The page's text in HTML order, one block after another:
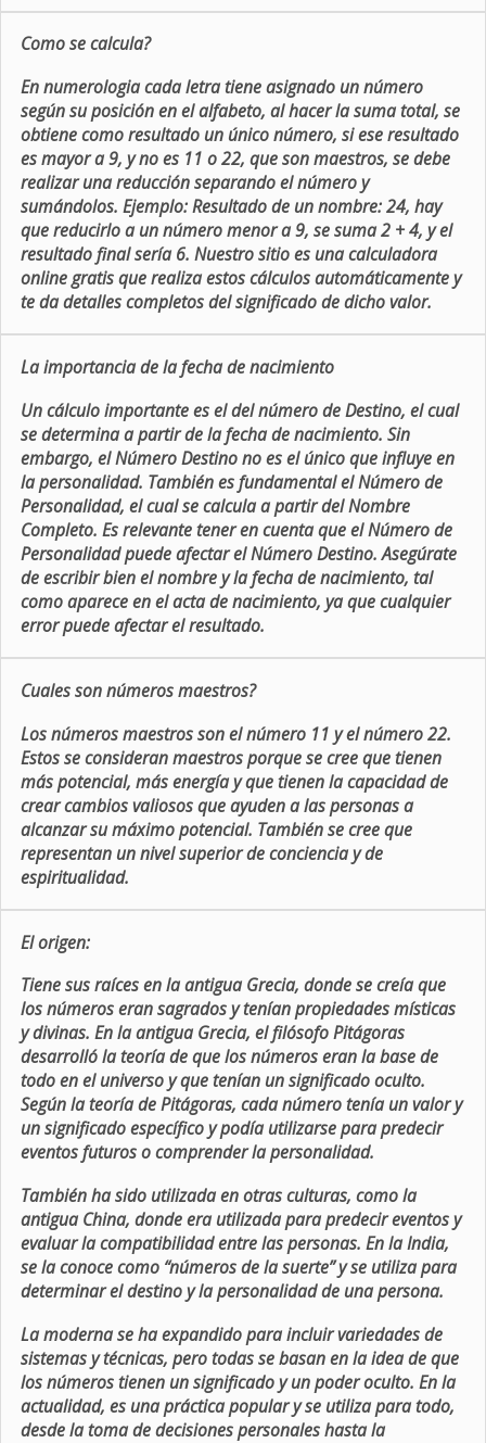
Como se calcula?
En numerologia cada letra tiene asignado un número
según su posición en el alfabeto, al hacer la suma total, se
obtiene como resultado un único número, si ese resultado
es mayor a 9, y no es 11 o 22, que son maestros, se debe
realizar una reducción separando el número y
sumándolos. Ejemplo: Resultado de un nombre: 24, hay
que reducirlo a un número menor a 9, se suma 2 + 4, y el
resultado final sería 6. Nuestro sitio es una calculadora
online gratis que realiza estos cálculos automáticamente y
te da detalles completos del significado de dicho valor.
La importancia de la fecha de nacimiento
Un cálculo importante es el del número de Destino, el cual
se determina a partir de la fecha de nacimiento. Sin
embargo, el Número Destino no es el único que influye en
la personalidad. También es fundamental el Número de
Personalidad, el cual se calcula a partir del Nombre
Completo. Es relevante tener en cuenta que el Número de
Personalidad puede afectar el Número Destino. Asegúrate
de escribir bien el nombre y la fecha de nacimiento, tal
como aparece en el acta de nacimiento, ya que cualquier
error puede afectar el resultado.
Cuales son números maestros?
Los números maestros son el número 11 y el número 22.
Estos se consideran maestros porque se cree que tienen
más potencial, más energía y que tienen la capacidad de
crear cambios valiosos que ayuden a las personas a
alcanzar su máximo potencial. También se cree que
representan un nivel superior de conciencia y de
espiritualidad.
El origen:
Tiene sus raíces en la antigua Grecia, donde se creía que
los números eran sagrados y tenían propiedades místicas
y divinas. En la antigua Grecia, el filósofo Pitágoras
desarrolló la teoría de que los números eran la base de
todo en el universo y que tenían un significado oculto.
Según la teoría de Pitágoras, cada número tenía un valor y
un significado específico y podía utilizarse para predecir
eventos futuros o comprender la personalidad.
También ha sido utilizada en otras culturas, como la
antigua China, donde era utilizada para predecir eventos y
evaluar la compatibilidad entre las personas. En la India,
se la conoce como “números de la suerte” y se utiliza para
determinar el destino y la personalidad de una persona.
La moderna se ha expandido para incluir variedades de
sistemas y técnicas, pero todas se basan en la idea de que
los números tienen un significado y un poder oculto. En la
actualidad, es una práctica popular y se utiliza para todo,
desde la toma de decisiones personales hasta la